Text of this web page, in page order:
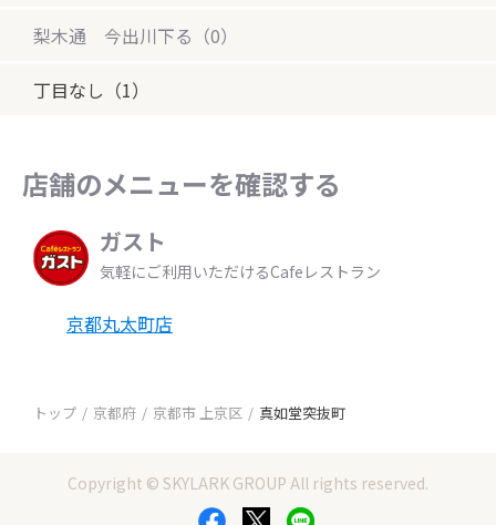
梨木通 今出川下る（0）
丁目なし（1）
店舗のメニューを確認する
ガスト
気軽にご利用いただけるCafeレストラン
京都丸太町店
トップ 京都府 京都市 上京区 真如堂突抜町
Copyright © SKYLARK GROUP All rights reserved.